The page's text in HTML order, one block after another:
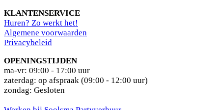
KLANTENSERVICE
Huren? Zo werkt het!
Algemene voorwaarden
Privacybeleid
OPENINGSTIJDEN
ma-vr: 09:00 - 17:00 uur
zaterdag: op afspraak (09:00 - 12:00 uur)
zondag: Gesloten